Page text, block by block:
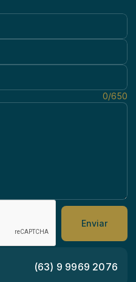
0/650
Enviar
(63) 9 9969 2076